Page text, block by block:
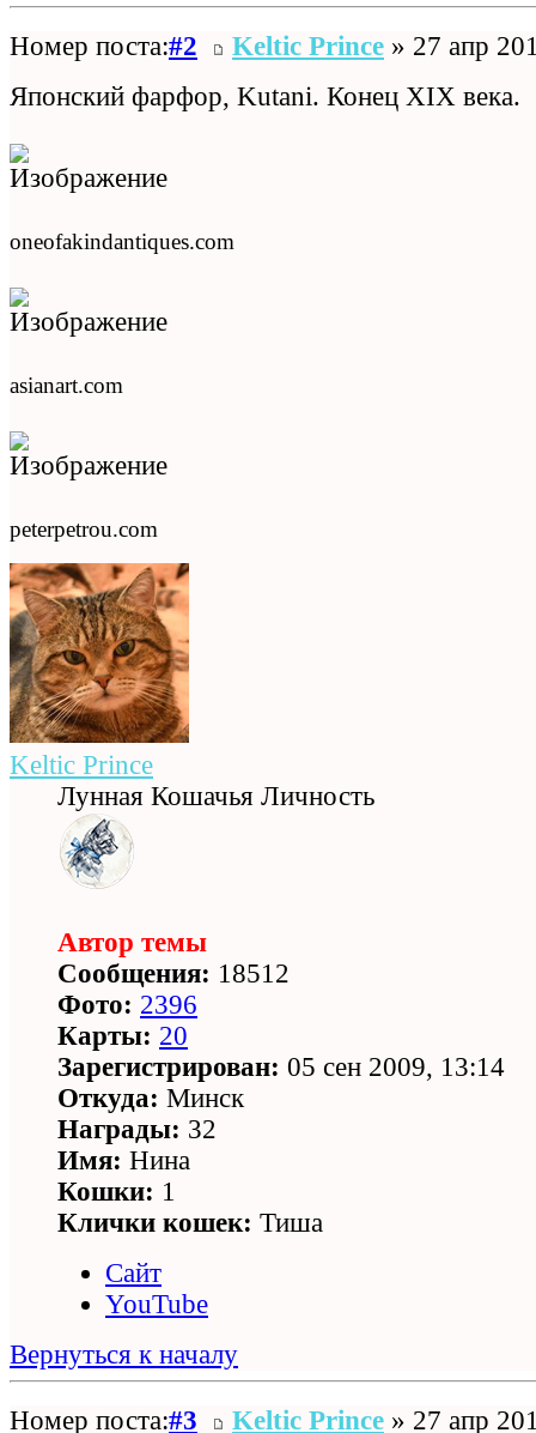
Номер поста:#2 Keltic Prince » 27 апр
Японский фарфор, Kutani. Конец XIX века.
oneofakindantiques.com
asianart.com
peterpetrou.com
Keltic Prince
Лунная Кошачья Личность
Автор темы
Сообщения: 18512
Фото: 2396
Карты: 20
Зарегистрирован: 05 сен 2009, 13:14
Откуда: Минск
Награды: 32
Имя: Нина
Кошки: 1
Клички кошек: Тиша
Сайт
YouTube
Вернуться к началу
Номер поста:#3 Keltic Prince » 27 апр